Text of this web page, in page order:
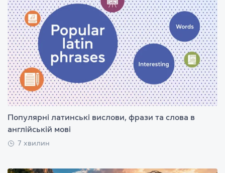
Популярні латинські вислови, фрази та слова в
англійській мові
7 хвилин